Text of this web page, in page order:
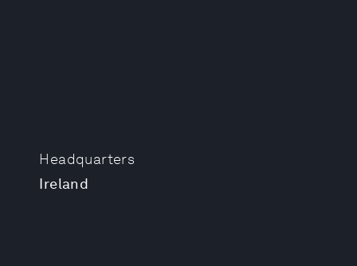
Headquarters
Ireland